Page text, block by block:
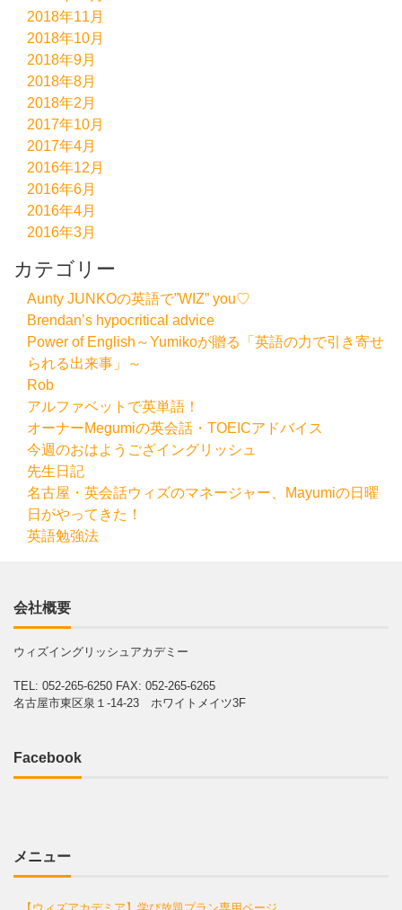
2018年11月
2018年10月
2018年9月
2018年8月
2018年2月
2017年10月
2017年4月
2016年12月
2016年6月
2016年4月
2016年3月
カテゴリー
Aunty JUNKOの英語で”WIZ” you♡
Brendan’s hypocritical advice
Power of English～Yumikoが贈る「英語の力で引き寄せ
られる出来事」～
Rob
アルファベットで英単語！
オーナーMegumiの英会話・TOEICアドバイス
今週のおはようござイングリッシュ
先生日記
名古屋・英会話ウィズのマネージャー、Mayumiの日曜
日がやってきた！
英語勉強法
会社概要
ウィズイングリッシュアカデミー
TEL: 052-265-6250 FAX: 052-265-6265
名古屋市東区泉１-14-23 ホワイトメイツ3F
Facebook
メニュー